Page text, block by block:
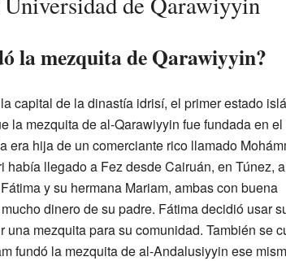
la mezquita de Qarawiyyin?
capital de la dinastía idrisí, el primer estado
la mezquita de al-Qarawiyyin fue fundada en
era hija de un comerciante rico llamado
había llegado a Fez desde Cairuán, en Túnez, a
y su hermana Mariam, ambas con buena
dinero de su padre. Fátima decidió usar
una mezquita para su comunidad. También se
fundó la mezquita de al-Andalusiyyin ese